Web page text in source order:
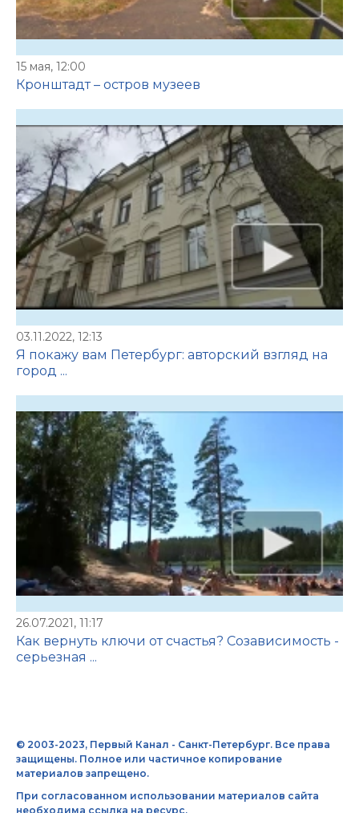
15 мая, 12:00
Кронштадт – остров музеев
03.11.2022, 12:13
Я покажу вам Петербург: авторский взгляд на
город ...
26.07.2021, 11:17
Как вернуть ключи от счастья? Созависимость -
серьезная ...
© 2003-2023, Первый Канал - Санкт-Петербург. Все права
защищены. Полное или частичное копирование
материалов запрещено.
При согласованном использовании материалов сайта
необходима ссылка на ресурс.